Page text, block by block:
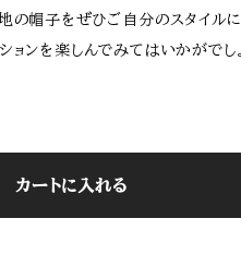
の帽子をぜひご自分のスタイル
ョンを楽しんでみてはいかがでし
カートに入れる